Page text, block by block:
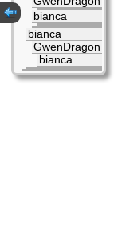
bianca
bianca
GwenDragon
bianca